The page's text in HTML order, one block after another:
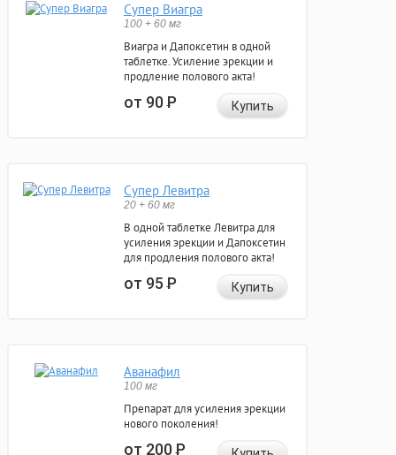
Супер Виагра
100 + 60 мг
Виагра и Дапоксетин в одной
таблетке. Усиление эрекции и
продление полового акта!
от 90Р Купить
Супер Левитра
20 + 60 мг
В одной таблетке Левитра для
усиления эрекции и Дапоксетин
для продления полового акта!
от 95Р Купить
Аванафил
100 мг
Препарат для усиления эрекции
нового поколения!
от 200Р